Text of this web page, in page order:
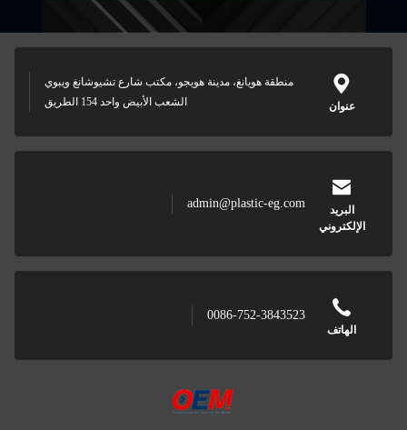
عنوان
منطقة هويانغ، مدينة هويجو، مكتب شارع تشيوشانغ ويبوي
الشعب الأبيض واحد 154 الطريق
البريد
الإلكتروني
admin@plastic-eg.com
الهاتف
0086-752-3843523